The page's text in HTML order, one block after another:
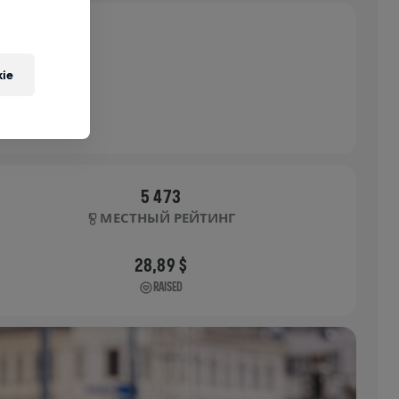
5 473
МЕСТНЫЙ РЕЙТИНГ
28,89 $
RAISED